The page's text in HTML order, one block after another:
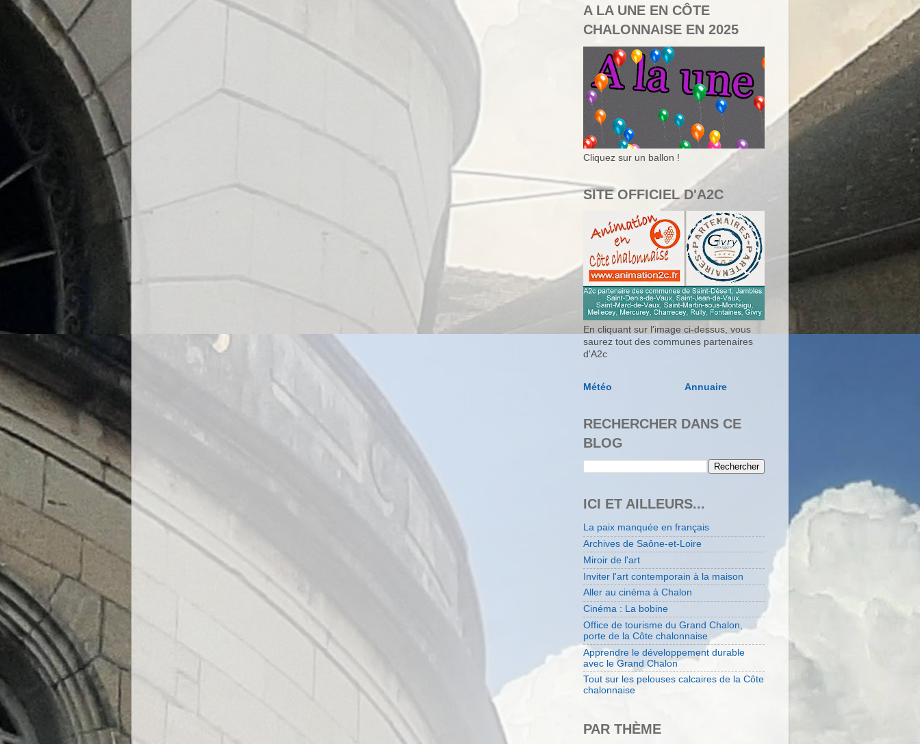
A LA UNE EN CÔTE
CHALONNAISE EN 2025
Cliquez sur un ballon !
SITE OFFICIEL D'A2C
En cliquant sur l'image ci-dessus, vous
saurez tout des communes partenaires
d'A2c
Météo Annuaire
RECHERCHER DANS CE
BLOG
ICI ET AILLEURS...
La paix manquée en français
Archives de Saône-et-Loire
Miroir de l'art
Inviter l'art contemporain à la maison
Aller au cinéma à Chalon
Cinéma : La bobine
Office de tourisme du Grand Chalon,
porte de la Côte chalonnaise
Apprendre le développement durable
avec le Grand Chalon
Tout sur les pelouses calcaires de la Côte
chalonnaise
PAR THÈME